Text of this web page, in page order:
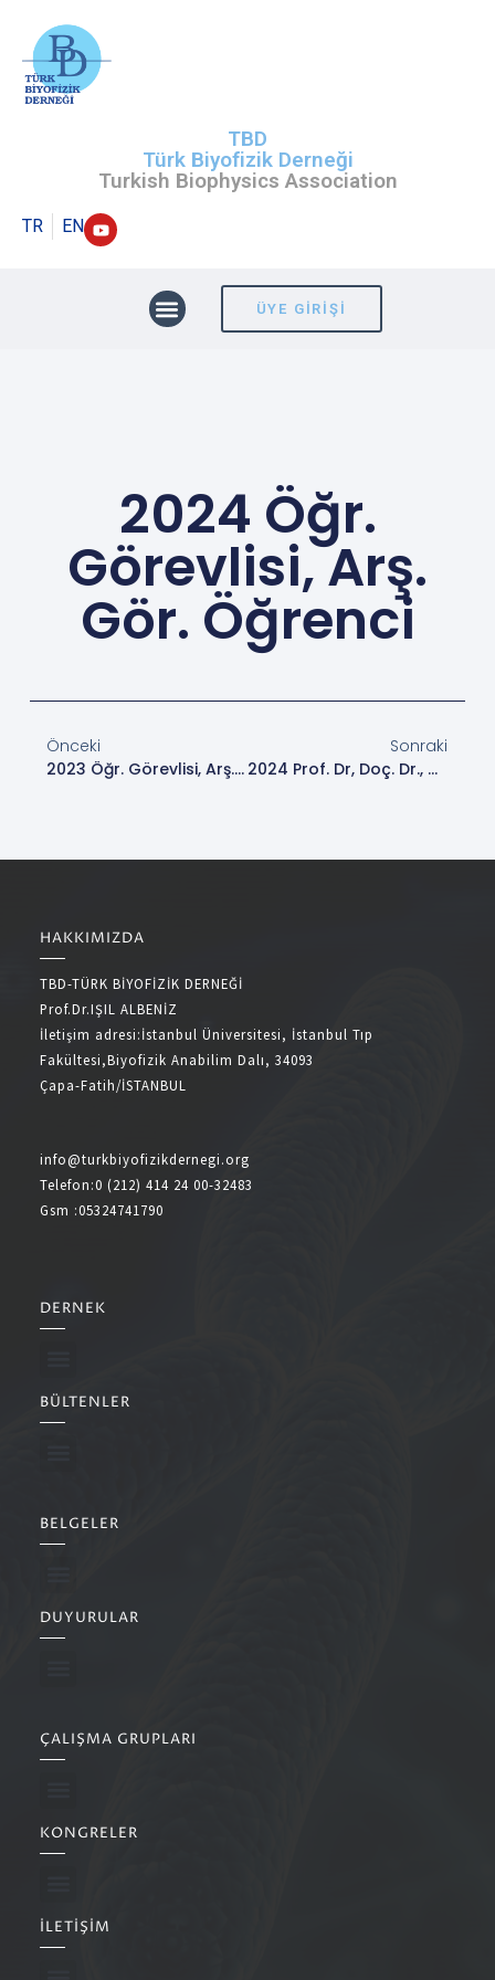
TBD
Türk Biyofizik Derneği
Turkish Biophysics Association
TR EN
ÜYE GIRIŞI
2024 Öğr.
Görevlisi, Arş.
Gör. Öğrenci
Önceki
2023 Öğr. Görevlisi, Arş. Gör. Öğrenci
Sonraki
2024 Prof. Dr, Doç. Dr., Dr. Öğr. Üyesi
HAKKIMIZDA
TBD-TÜRK BİYOFİZİK DERNEĞİ
Prof.Dr.IŞIL ALBENİZ
İletişim adresi:İstanbul Üniversitesi, İstanbul Tıp
Fakültesi,Biyofizik Anabilim Dalı, 34093
Çapa-Fatih/İSTANBUL
info@turkbiyofizikdernegi.org
Telefon:0 (212) 414 24 00-32483
Gsm :05324741790
DERNEK
BÜLTENLER
BELGELER
DUYURULAR
ÇALIŞMA GRUPLARI
KONGRELER
İLETIŞIM